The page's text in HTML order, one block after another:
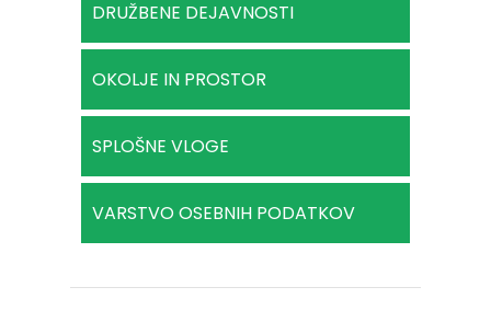
DRUŽBENE DEJAVNOSTI
OKOLJE IN PROSTOR
SPLOŠNE VLOGE
VARSTVO OSEBNIH PODATKOV